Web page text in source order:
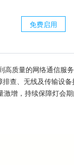
免费启用
质量的网络通信服务
查、无线及传输设备
激增，持续保障灯会